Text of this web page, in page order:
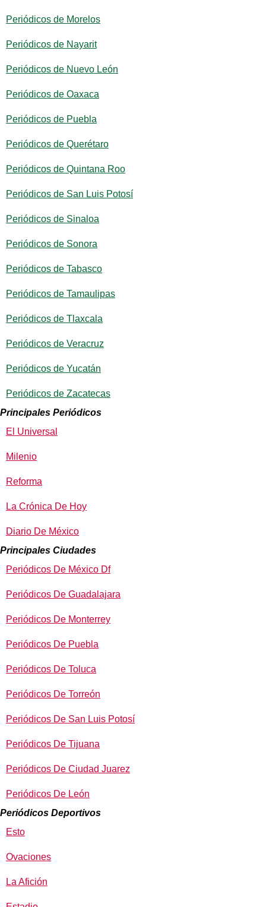
Periódicos de Morelos
Periódicos de Nayarit
Periódicos de Nuevo León
Periódicos de Oaxaca
Periódicos de Puebla
Periódicos de Querétaro
Periódicos de Quintana Roo
Periódicos de San Luis Potosí
Periódicos de Sinaloa
Periódicos de Sonora
Periódicos de Tabasco
Periódicos de Tamaulipas
Periódicos de Tlaxcala
Periódicos de Veracruz
Periódicos de Yucatán
Periódicos de Zacatecas
Principales Periódicos
El Universal
Milenio
Reforma
La Crónica De Hoy
Diario De México
Principales Ciudades
Periódicos De México Df
Periódicos De Guadalajara
Periódicos De Monterrey
Periódicos De Puebla
Periódicos De Toluca
Periódicos De Torreón
Periódicos De San Luis Potosí
Periódicos De Tijuana
Periódicos De Ciudad Juarez
Periódicos De León
Periódicos Deportivos
Esto
Ovaciones
La Afición